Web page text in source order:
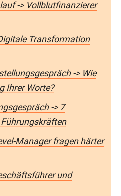
-> Vollblutfinanzierer
Transformation
-> Wie
Ihrer Worte?
-> 7
Manager fragen härter
und